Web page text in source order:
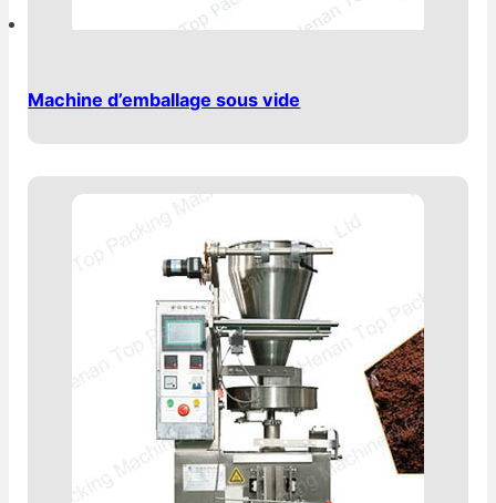
Machine d’emballage sous vide